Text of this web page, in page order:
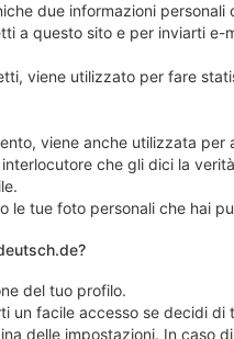
due informazioni
a questo sito e per inviarti
viene utilizzato per fare
viene anche utilizzata
che gli dici la
le tue foto personali che hai
del tuo profilo.
un facile accesso se decidi di
delle impostazioni. In caso